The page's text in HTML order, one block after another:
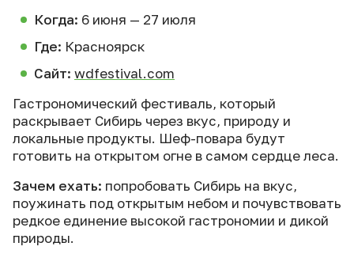
Когда: 6 июня — 27 июля
Где: Красноярск
Сайт: wdfestival.com
Гастрономический фестиваль, который
раскрывает Сибирь через вкус, природу и
локальные продукты. Шеф-повара будут
готовить на открытом огне в самом сердце леса.
Зачем ехать: попробовать Сибирь на вкус,
поужинать под открытым небом и почувствовать
редкое единение высокой гастрономии и дикой
природы.